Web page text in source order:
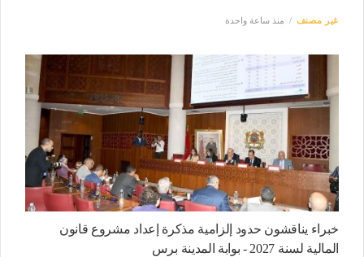
غير مصنف منذ ساعة واحدة
خبراء يناقشون حدود إلزامية مذكرة إعداد مشروع قانون
المالية لسنة 2027 - بوابة المدينة برس